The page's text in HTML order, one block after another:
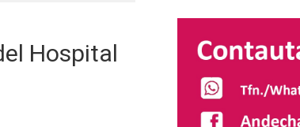
Hospital